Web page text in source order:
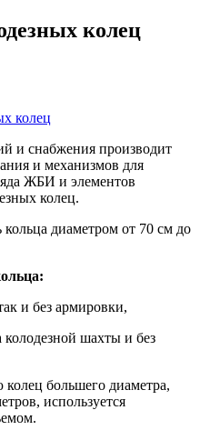
колец
колец
и снабжения производит
и механизмов для
ЖБИ и элементов
колец.
кольца диаметром от 70 см до
и без армировки,
колодезной шахты и без
большего диаметра,
используется